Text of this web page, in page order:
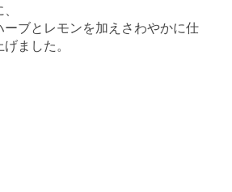
ーブとレモンを加えさわやかに仕
げました。